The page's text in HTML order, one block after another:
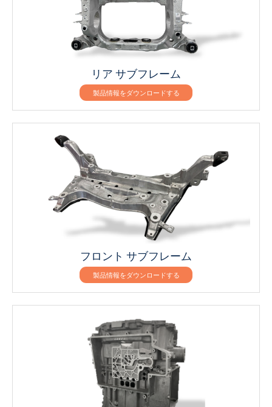
リア サブフレーム
製品情報をダウンロードする
フロント サブフレーム
製品情報をダウンロードする